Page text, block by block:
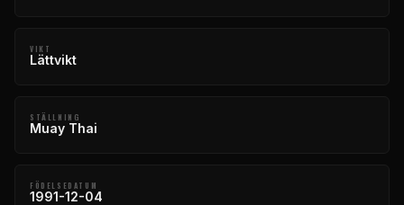
VIKT
Lättvikt
STÄLLNING
Muay Thai
FÖDELSEDATUM
1991-12-04